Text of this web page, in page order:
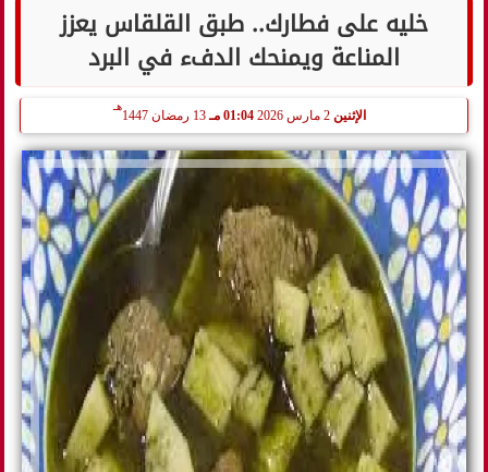
خليه على فطارك.. طبق القلقاس يعزز
المناعة ويمنحك الدفء في البرد
الإثنين 01:04 مـ 13 رمضان 1447
هـ